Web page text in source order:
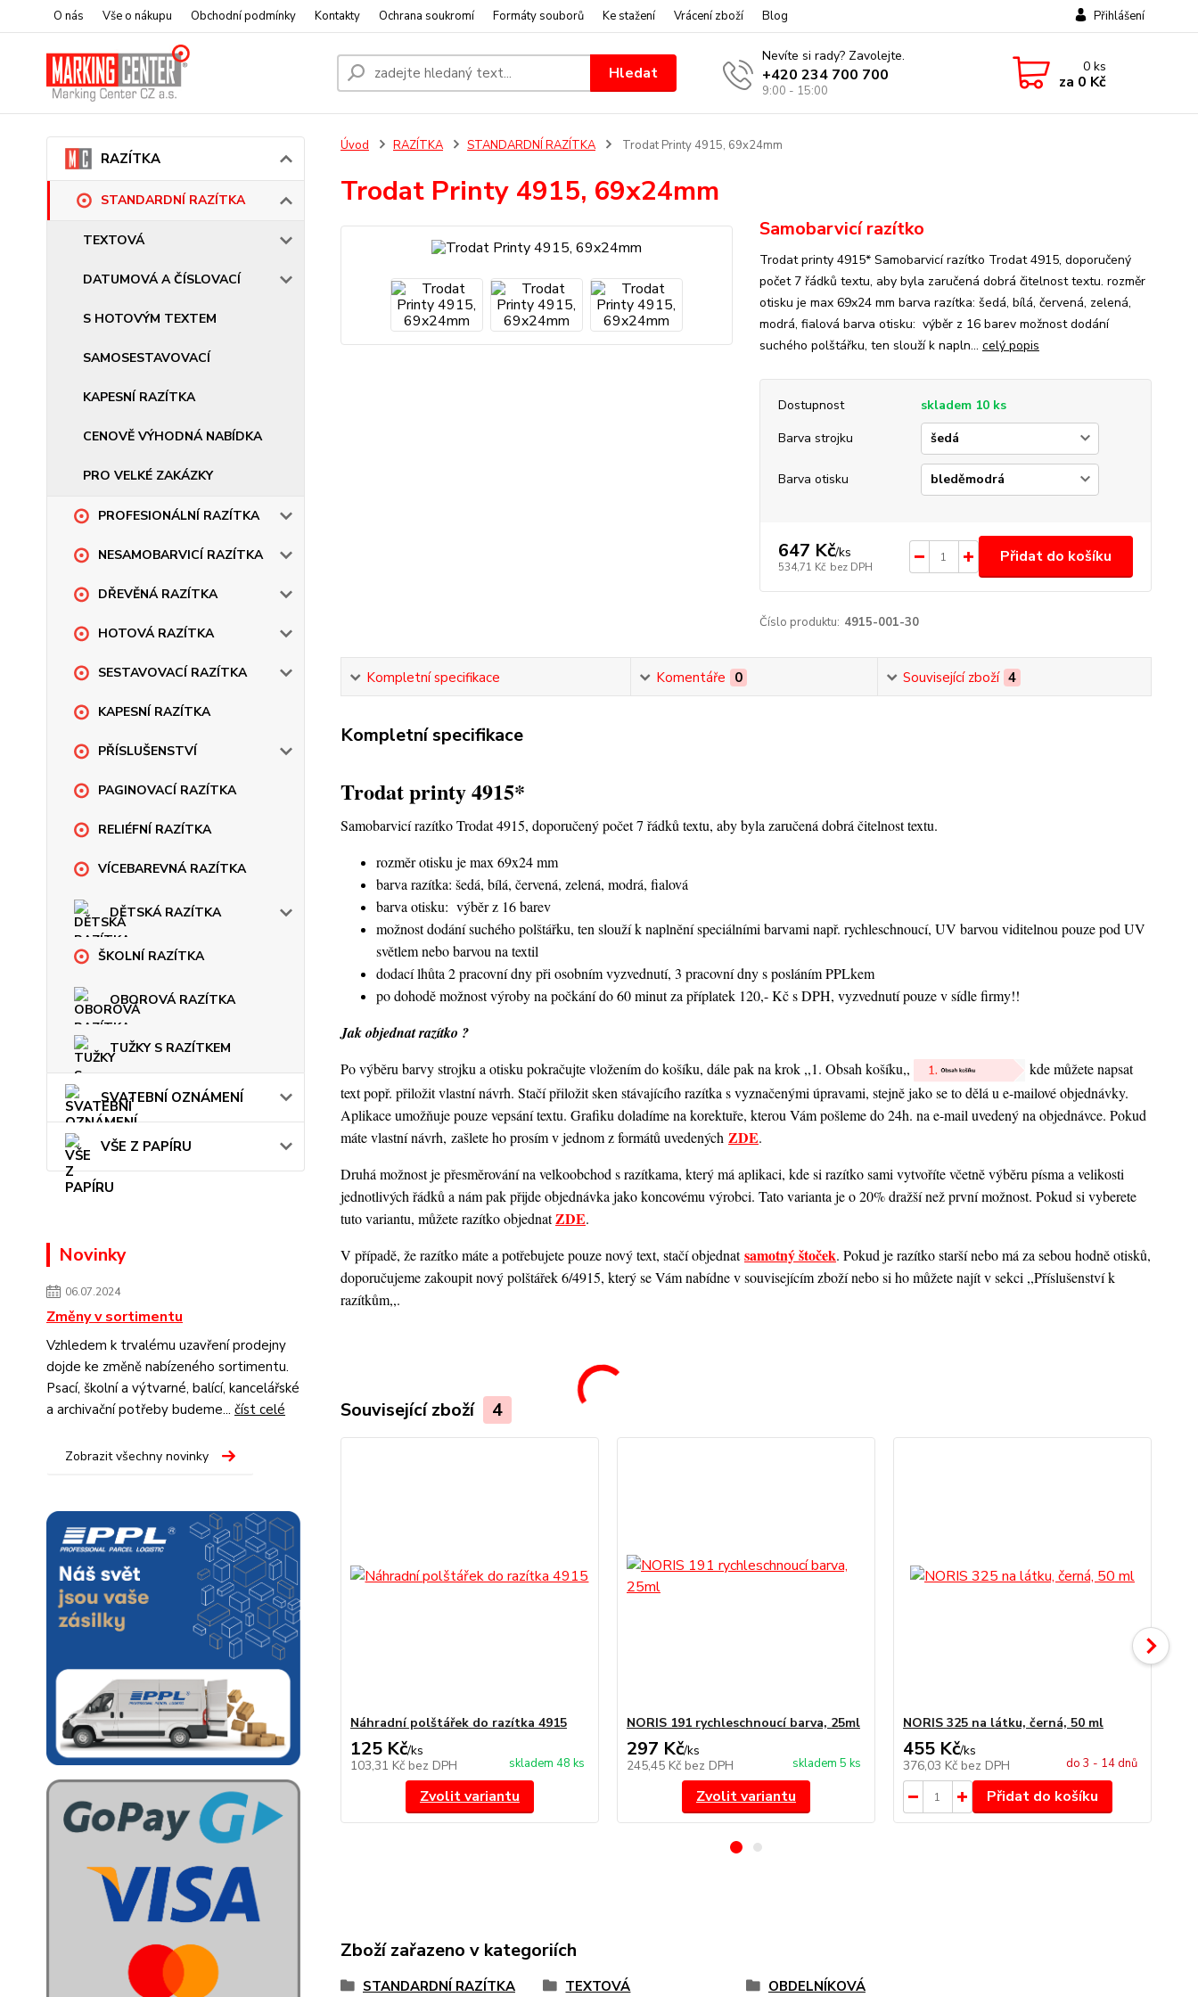
O nás Vše o nákupu Obchodní podmínky Kontakty Ochrana soukromí Formáty souborů Ke stažení Vrácení zboží Blog Přihlášení
Hledat
Nevíte si rady? Zavolejte.
+420 234 700 700
9:00 - 15:00
0ks
za 0 Kč
RAZÍTKA
STANDARDNÍ RAZÍTKA
TEXTOVÁ
DATUMOVÁ A ČÍSLOVACÍ
S HOTOVÝM TEXTEM
SAMOSESTAVOVACÍ
KAPESNÍ RAZÍTKA
CENOVĚ VÝHODNÁ NABÍDKA
PRO VELKÉ ZAKÁZKY
PROFESIONÁLNÍ RAZÍTKA
NESAMOBARVICÍ RAZÍTKA
DŘEVĚNÁ RAZÍTKA
HOTOVÁ RAZÍTKA
SESTAVOVACÍ RAZÍTKA
KAPESNÍ RAZÍTKA
PŘÍSLUŠENSTVÍ
PAGINOVACÍ RAZÍTKA
RELIÉFNÍ RAZÍTKA
VÍCEBAREVNÁ RAZÍTKA
DĚTSKÁ RAZÍTKA
ŠKOLNÍ RAZÍTKA
OBOROVÁ RAZÍTKA
TUŽKY S RAZÍTKEM
SVATEBNÍ OZNÁMENÍ
VŠE Z PAPÍRU
Novinky
06.07.2024
Změny v sortimentu
Vzhledem k trvalému uzavření prodejny
dojde ke změně nabízeného sortimentu.
Psací, školní a výtvarné, balící, kancelářské
a archivační potřeby budeme... číst celé
Zobrazit všechny novinky
Úvod RAZÍTKA STANDARDNÍ RAZÍTKA Trodat Printy 4915, 69x24mm
Trodat Printy 4915, 69x24mm
Samobarvicí razítko
Trodat printy 4915* Samobarvicí razítko Trodat 4915, doporučený
počet 7 řádků textu, aby byla zaručená dobrá čitelnost textu. rozměr
otisku je max 69x24 mm barva razítka: šedá, bílá, červená, zelená,
modrá, fialová barva otisku: výběr z 16 barev možnost dodání
suchého polštářku, ten slouží k napln... celý popis
Dostupnost
skladem 10 ks
Barva strojku
Barva otisku
647 Kč/ks
534,71 Kč bez DPH
Přidat do košíku
Číslo produktu: 4915-001-30
Kompletní specifikace Komentáře 0 Související zboží 4
Kompletní specifikace
Trodat printy 4915*
Samobarvicí razítko Trodat 4915, doporučený počet 7 řádků textu, aby byla zaručená dobrá čitelnost textu.
rozměr otisku je max 69x24 mm
barva razítka: šedá, bílá, červená, zelená, modrá, fialová
barva otisku: výběr z 16 barev
možnost dodání suchého polštářku, ten slouží k naplnění speciálními barvami např. rychleschnoucí, UV barvou viditelnou pouze pod UV
světlem nebo barvou na textil
dodací lhůta 2 pracovní dny při osobním vyzvednutí, 3 pracovní dny s posláním PPLkem
po dohodě možnost výroby na počkání do 60 minut za příplatek 120,- Kč s DPH, vyzvednutí pouze v sídle firmy!!
Jak objednat razítko ?
Po výběru barvy strojku a otisku pokračujte vložením do košíku, dále pak na krok ,,1. Obsah košíku,,
kde můžete napsat
text popř. přiložit vlastní návrh. Stačí přiložit sken stávajícího razítka s vyznačenými úpravami, stejně jako se to dělá u e-mailové objednávky.
Aplikace umožňuje pouze vepsání textu. Grafiku doladíme na korektuře, kterou Vám pošleme do 24h. na e-mail uvedený na objednávce. Pokud
máte vlastní návrh, zašlete ho prosím v jednom z formátů uvedených ZDE.
Druhá možnost je přesměrování na velkoobchod s razítkama, který má aplikaci, kde si razítko sami vytvoříte včetně výběru písma a velikosti
jednotlivých řádků a nám pak přijde objednávka jako koncovému výrobci. Tato varianta je o 20% dražší než první možnost. Pokud si vyberete
tuto variantu, můžete razítko objednatZDE.
V případě, že razítko máte a potřebujete pouze nový text, stačí objednatsamotný štoček. Pokud je razítko starší nebo má za sebou hodně otisků,
doporučujeme zakoupit nový polštářek 6/4915, který se Vám nabídne v souvisejícím zboží nebo si ho můžete najít v sekci ,,Příslušenství k
razítkům,,.
Související zboží 4
Náhradní polštářek do razítka 4915
125 Kč/ks
103,31 Kč bez DPH skladem 48 ks
Zvolit variantu
NORIS 191 rychleschnoucí barva, 25ml
297 Kč/ks
245,45 Kč bez DPH skladem 5 ks
Zvolit variantu
NORIS 325 na látku, černá, 50 ml
455 Kč/ks
376,03 Kč bez DPH do 3 - 14 dnů
Přidat do košíku
Zboží zařazeno v kategoriích
STANDARDNÍ RAZÍTKA TEXTOVÁ OBDELNÍKOVÁ